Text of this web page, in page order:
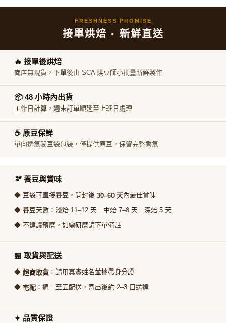
FRESHNESS PROMISE
接單烘焙 · 新鮮直送
🔥 接單後烘焙
商店無現貨，下單後由 SCA 烘豆師小批量新鮮製作
📦 48 小時內出貨
工作日計算，週末訂單順延至上班日處理
☕ 原豆保鮮
單向透氣閥豆袋包裝，僅提供原豆，保留完整香氣
🫘 養豆與賞味
◆ 豆袋可直接養豆，開封後 30–60 天內最佳賞味
◆ 養豆天數：淺焙 11–12 天｜中焙 7–8 天｜深焙 5 天
◆ 不建議預磨，如需研磨請下單備註
🏪 取貨與配送
◆ 超商取貨 ：請用真實姓名並攜帶身分證
◆ 宅配 ：週一至五配送，寄出後約 2–3 日送達
✦ 品質保證